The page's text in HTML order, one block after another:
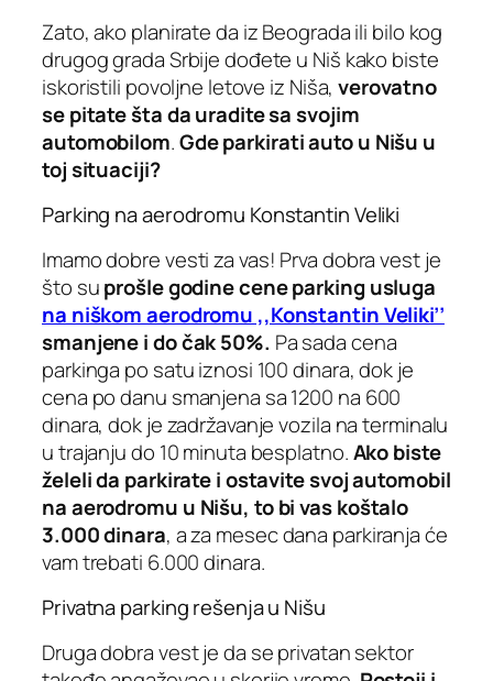
Zato, ako planirate da iz Beograda ili bilo kog
drugog grada Srbije dođete u Niš kako biste
iskoristili povoljne letove iz Niša,verovatno
se pitate šta da uradite sa svojim
automobilom.Gde parkirati auto u Nišu u
toj situaciji?
Parking na aerodromu Konstantin Veliki
Imamo dobre vesti za vas! Prva dobra vest je
što suprošle godine cene parking usluga
na niškom aerodromu ,,Konstantin Veliki’’
smanjene i do čak 50%. Pa sada cena
parkinga po satu iznosi 100 dinara, dok je
cena po danu smanjena sa 1200 na 600
dinara, dok je zadržavanje vozila na terminalu
u trajanju do 10 minuta besplatno.Ako biste
želeli da parkirate i ostavite svoj automobil
na aerodromu u Nišu, to bi vas koštalo
3.000 dinara, a za mesec dana parkiranja će
vam trebati 6.000 dinara.
Privatna parking rešenja u Nišu
Druga dobra vest je da se privatan sektor